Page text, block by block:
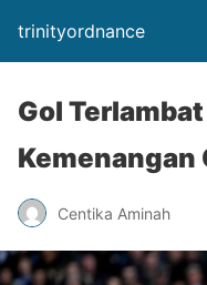
trinityordnance
Gol
Kemenangan
Centika Aminah